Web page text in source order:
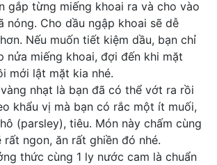
gắp từng miếng khoai ra và cho vào
nóng. Cho dầu ngập khoai sẽ dễ
Nếu muốn tiết kiệm dầu, bạn chỉ
nửa miếng khoai, đợi đến khi mặt
mới lật mặt kia nhé.
nhạt là bạn đã có thể vớt ra rồi
khẩu vị mà bạn có rắc một ít muối,
(parsley), tiêu. Món này chấm cùng
ngon, ăn rất ghiền đó nhé.
thức cùng 1 ly nước cam là chuẩn